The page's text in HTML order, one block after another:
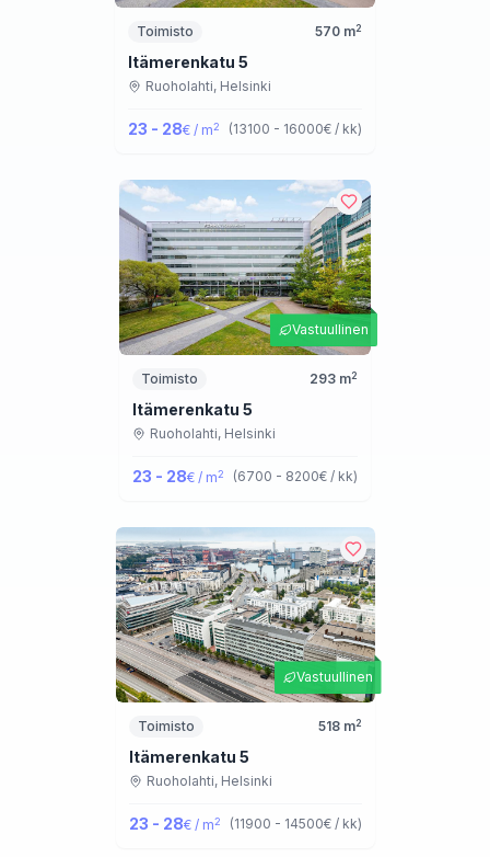
Toimisto 570 m2
Itämerenkatu 5
Ruoholahti, Helsinki
23 - 28€ / m2 (13100 - 16000€ / kk)
Vastuullinen
Toimisto 293 m2
Itämerenkatu 5
Ruoholahti, Helsinki
23 - 28€ / m2 (6700 - 8200€ / kk)
Vastuullinen
Toimisto 518m2
Itämerenkatu 5
Ruoholahti, Helsinki
23 - 28€ / m2 (11900 - 14500€ / kk)